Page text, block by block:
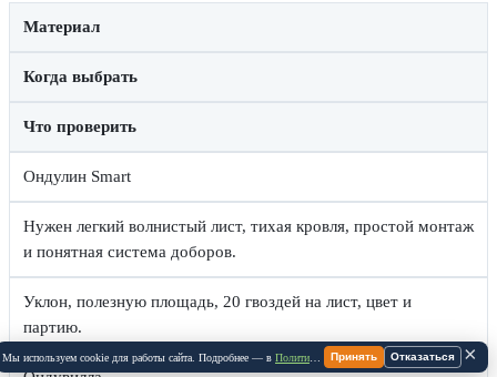
Материал
Когда выбрать
Что проверить
Ондулин Smart
Нужен легкий волнистый лист, тихая кровля, простой монтаж
и понятная система доборов.
Уклон, полезную площадь, 20 гвоздей на лист, цвет и
партию.
×
Мы используем cookie для работы сайта. Подробнее — в Политике Cookie .
Принять Отказаться